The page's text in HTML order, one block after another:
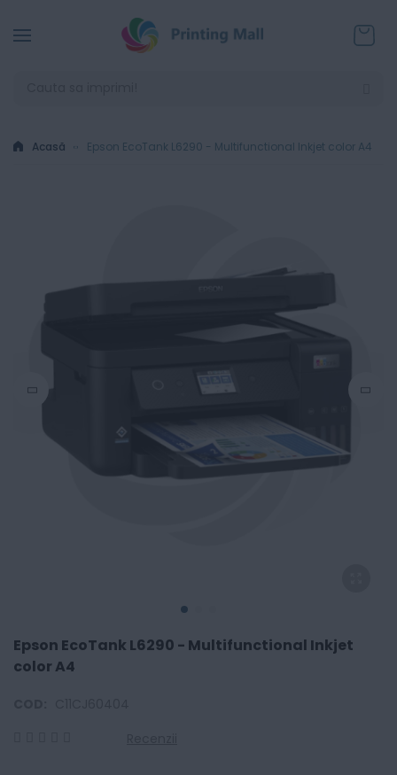
Acasă Epson EcoTank L6290 - Multifunctional Inkjet color A4
Epson EcoTank L6290 - Multifunctional Inkjet
color A4